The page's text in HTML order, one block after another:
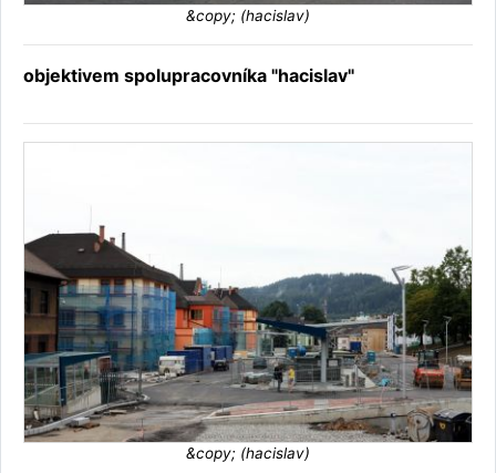
&copy; (hacislav)
objektivem spolupracovníka "hacislav"
&copy; (hacislav)